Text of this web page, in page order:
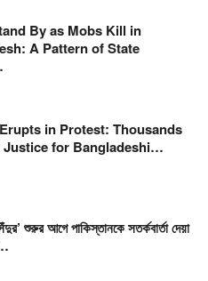
By as Mobs Kill in
A Pattern of State
in Protest: Thousands
Justice for Bangladeshi…
শুরুর আগে পাকিস্তানকে সতর্কবার্তা দেয়া